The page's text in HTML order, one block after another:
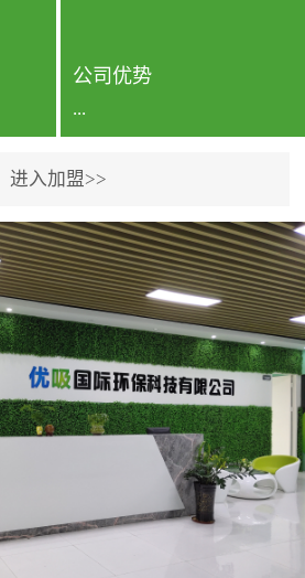
公司优势
...
专利保护优势、双甲资质
企业（“室内环境净化治理
甲级施工资质”“室内环境
污染治理资质等级证
书”）、拥有多名高级《环
境工程高级工程师》室内
空气治理资格认证的治理
人员、掌握室内空气净化
治理实用技术和五项专利
技术、八项计算机软件著
作权登记证书等。研发实
进入加盟>>